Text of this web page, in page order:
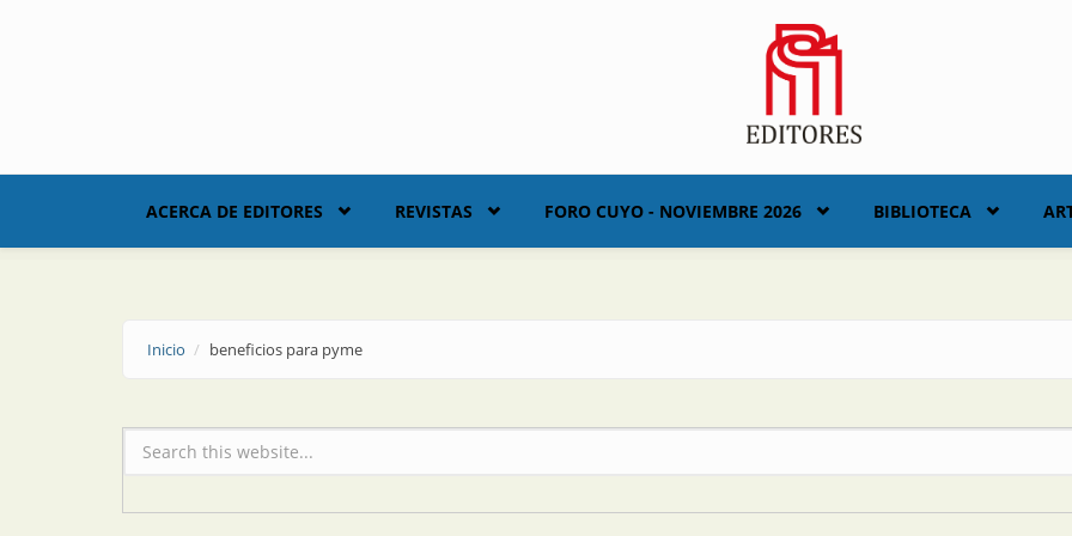
ACERCA DE EDITORES REVISTAS FORO CUYO - NOVIEMBRE 2026 BIBLIOTECA
Inicio beneficios para pyme
Formulario de búsqueda